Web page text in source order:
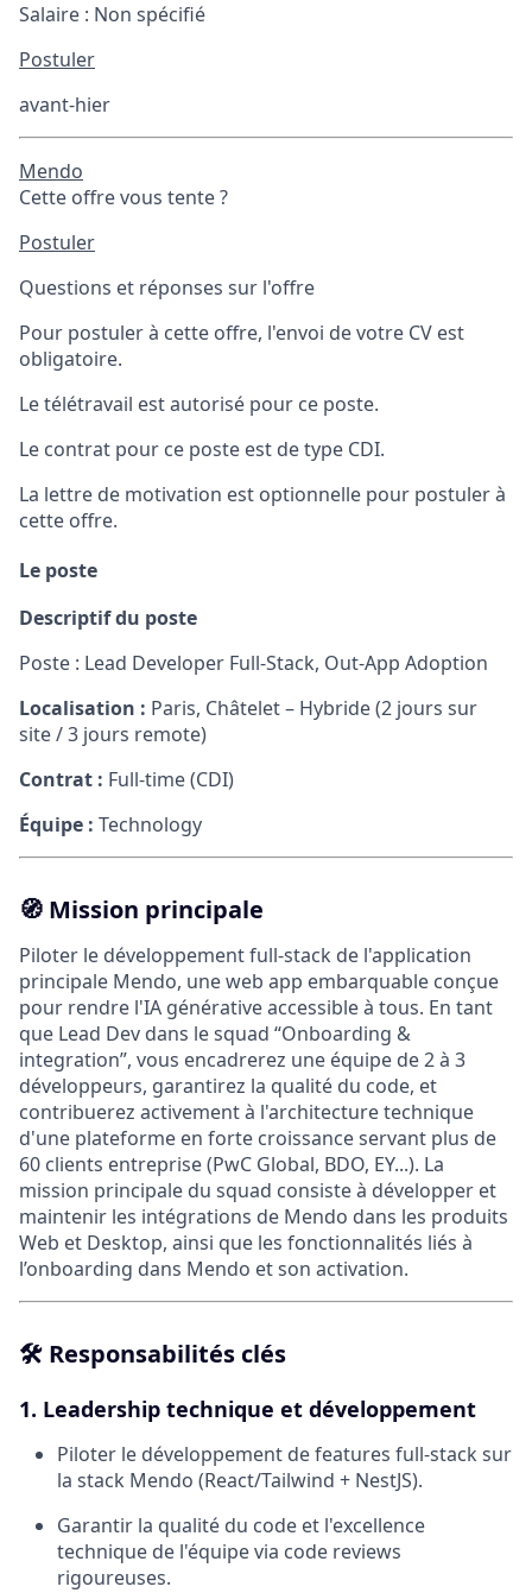
Salaire : Non spécifié
Postuler
avant-hier
Mendo
Cette offre vous tente ?
Postuler
Questions et réponses sur l'offre
Pour postuler à cette offre, l'envoi de votre CV est
obligatoire.
Le télétravail est autorisé pour ce poste.
Le contrat pour ce poste est de type CDI.
La lettre de motivation est optionnelle pour postuler à
cette offre.
Le poste
Descriptif du poste
Poste : Lead Developer Full-Stack, Out-App Adoption
Localisation : Paris, Châtelet – Hybride (2 jours sur
site / 3 jours remote)
Contrat : Full-time (CDI)
Équipe : Technology
🧭 Mission principale
Piloter le développement full-stack de l'application
principale Mendo, une web app embarquable conçue
pour rendre l'IA générative accessible à tous. En tant
que Lead Dev dans le squad “Onboarding &
integration”, vous encadrerez une équipe de 2 à 3
développeurs, garantirez la qualité du code, et
contribuerez activement à l'architecture technique
d'une plateforme en forte croissance servant plus de
60 clients entreprise (PwC Global, BDO, EY...). La
mission principale du squad consiste à développer et
maintenir les intégrations de Mendo dans les produits
Web et Desktop, ainsi que les fonctionnalités liés à
l’onboarding dans Mendo et son activation.
🛠️ Responsabilités clés
1. Leadership technique et développement
Piloter le développement de features full-stack sur
la stack Mendo (React/Tailwind + NestJS).
Garantir la qualité du code et l'excellence
technique de l'équipe via code reviews
rigoureuses.